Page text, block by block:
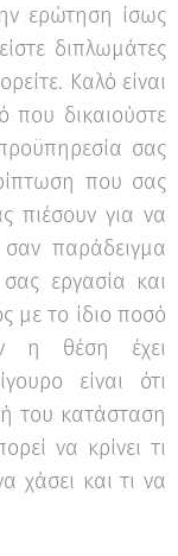
ερώτηση ίσως
διπλωμάτες
Καλό είναι
που δικαιούστε
σας
που σας
πιέσουν για να
παράδειγμα
εργασία και
με το ίδιο ποσό
η θέση έχει
είναι ότι
του κατάσταση
να κρίνει τι
χάσει και τι να